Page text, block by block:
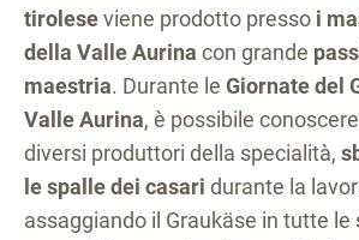
tiroleseviene prodotto presso i
della Valle Aurina con grande
maestria. Durante le Giornate del
Valle Aurina, è possibile
diversi produttori della specialità,
le spalle dei casari durante la
assaggiando il Graukäse in tutte le